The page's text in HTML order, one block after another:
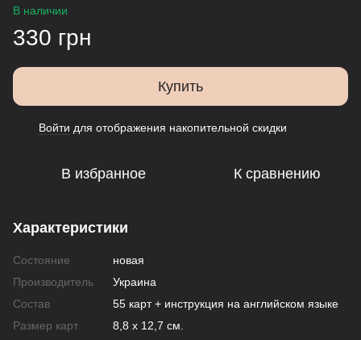
В наличии
330 грн
Купить
Войти для отображения накопительной скидки
В избранное К сравнению
Характеристики
Состояние
новая
Производитель
Украина
Состав
55 карт + инструкция на английском языке
Размер карт
8,8 х 12,7 см.